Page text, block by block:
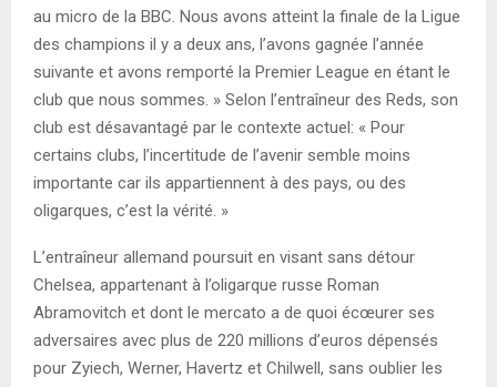
au micro de la BBC. Nous avons atteint la finale de la Ligue
des champions il y a deux ans, l’avons gagnée l’année
suivante et avons remporté la Premier League en étant le
club que nous sommes. » Selon l’entraîneur des Reds, son
club est désavantagé par le contexte actuel: « Pour
certains clubs, l’incertitude de l’avenir semble moins
importante car ils appartiennent à des pays, ou des
oligarques, c’est la vérité. »
L’entraîneur allemand poursuit en visant sans détour
Chelsea, appartenant à l’oligarque russe Roman
Abramovitch et dont le mercato a de quoi écœurer ses
adversaires avec plus de 220 millions d’euros dépensés
pour Zyiech, Werner, Havertz et Chilwell, sans oublier les